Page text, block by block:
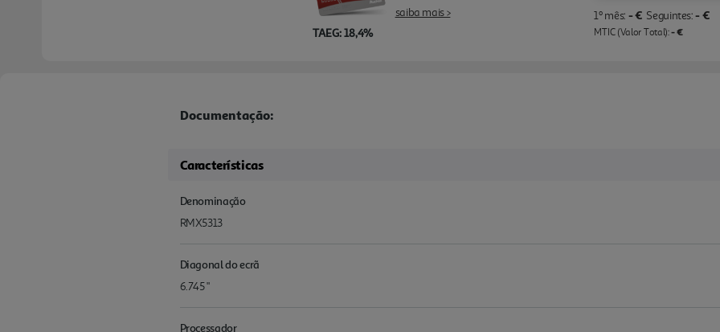
TAEG: 18,4%
saiba mais > 1º mês: - € Seguintes: - €
MTIC (Valor Total):- €
Documentação:
Características
Denominação
RMX5313
Diagonal do ecrã
6.745 "
Processador